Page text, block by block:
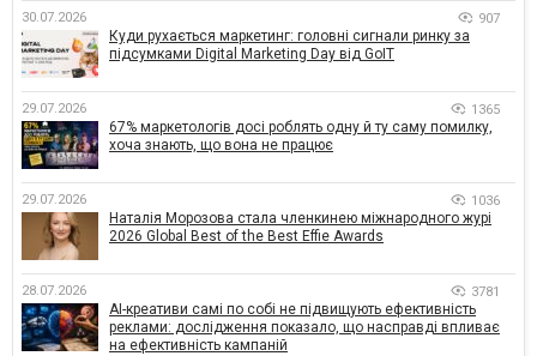
30.07.2026 907
Куди рухається маркетинг: головні сигнали ринку за
підсумками Digital Marketing Day від GoIT
29.07.2026 1365
67% маркетологів досі роблять одну й ту саму помилку,
хоча знають, що вона не працює
29.07.2026 1036
Наталія Морозова стала членкинею міжнародного журі
2026 Global Best of the Best Effie Awards
28.07.2026 3781
AI-креативи самі по собі не підвищують ефективність
реклами: дослідження показало, що насправді впливає
на ефективність кампаній